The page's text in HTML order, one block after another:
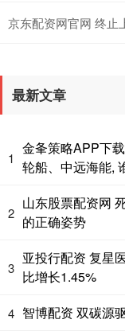
京东配资网官网 终止
最新文章
1
金夆策略APP下
轮船、中远海能,
2
山东股票配资网
的正确姿势
3
亚投行配资 复星
比增长1.45%
4 智博配资 双碳源